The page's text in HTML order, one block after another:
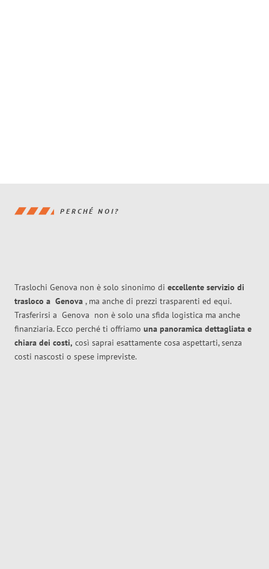
PERCHÉ NOI?
Traslochi Genova non è solo sinonimo di eccellente servizio di
trasloco a Genova , ma anche di prezzi trasparenti ed equi.
Trasferirsi a Genova non è solo una sfida logistica ma anche
finanziaria. Ecco perché ti offriamo una panoramica dettagliata e
chiara dei costi, così saprai esattamente cosa aspettarti, senza
costi nascosti o spese impreviste.